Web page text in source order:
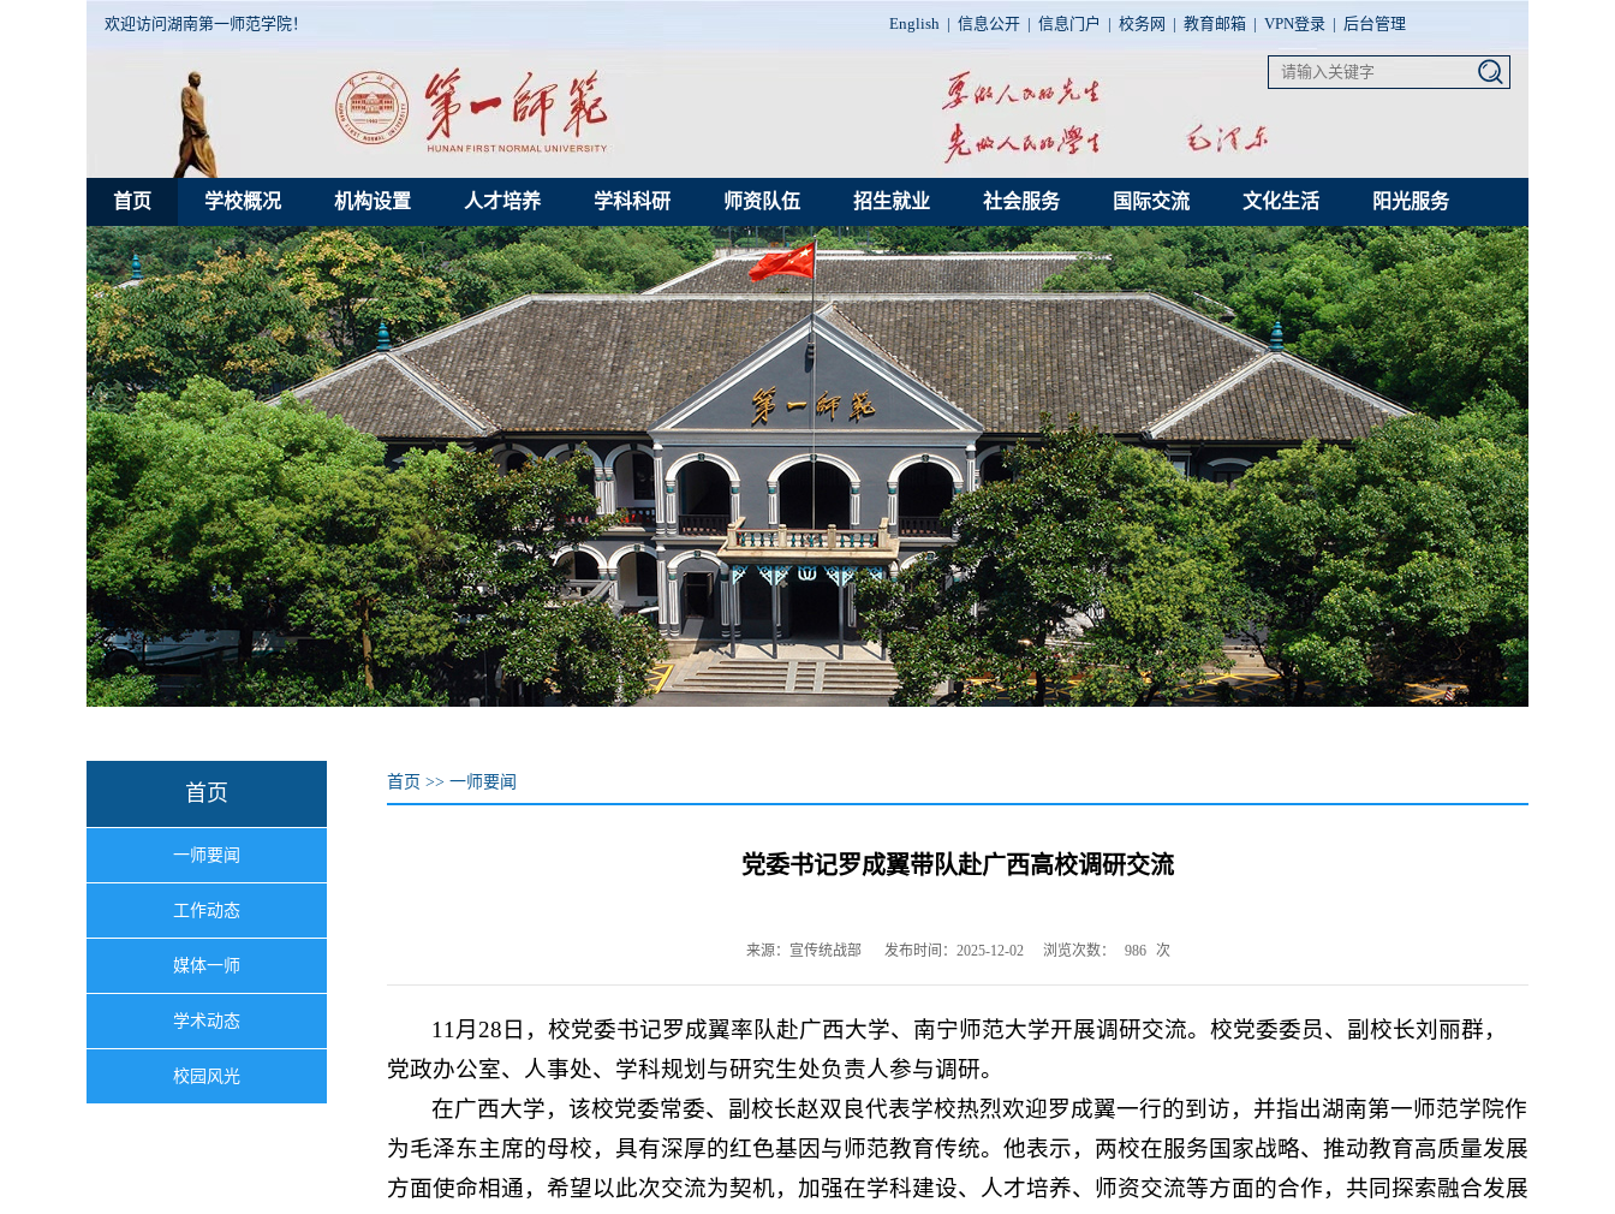
欢迎访问湖南第一师范学院！ English | 信息公开 | 信息门户 | 校务网 | 教育邮箱 | VPN登录 | 后台管理
首页 学校概况 机构设置 人才培养 学科科研 师资队伍 招生就业 社会服务 国际交流 文化生活 阳光服务
首页
一师要闻
工作动态
媒体一师
学术动态
校园风光
首页 >> 一师要闻
党委书记罗成翼带队赴广西高校调研交流
来源：宣传统战部 发布时间：2025-12-02 浏览次数： 986 次
11月28日，校党委书记罗成翼率队赴广西大学、南宁师范大学开展调研交流。校党委委员、副校长刘丽群，
党政办公室、人事处、学科规划与研究生处负责人参与调研。
在广西大学，该校党委常委、副校长赵双良代表学校热烈欢迎罗成翼一行的到访，并指出湖南第一师范学院作
为毛泽东主席的母校，具有深厚的红色基因与师范教育传统。他表示，两校在服务国家战略、推动教育高质量发展
方面使命相通，希望以此次交流为契机，加强在学科建设、人才培养、师资交流等方面的合作，共同探索融合发展